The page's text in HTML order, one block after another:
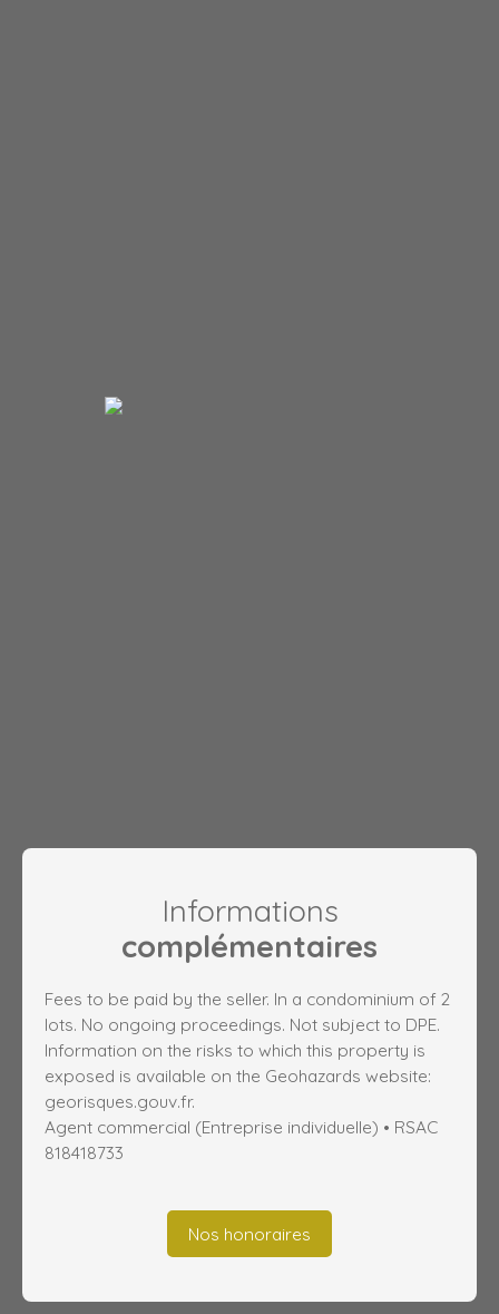
Informations
complémentaires
Fees to be paid by the seller. In a condominium of 2
lots. No ongoing proceedings. Not subject to DPE.
Information on the risks to which this property is
exposed is available on the Geohazards website:
georisques.gouv.fr.
Agent commercial (Entreprise individuelle) • RSAC
818418733
Nos honoraires